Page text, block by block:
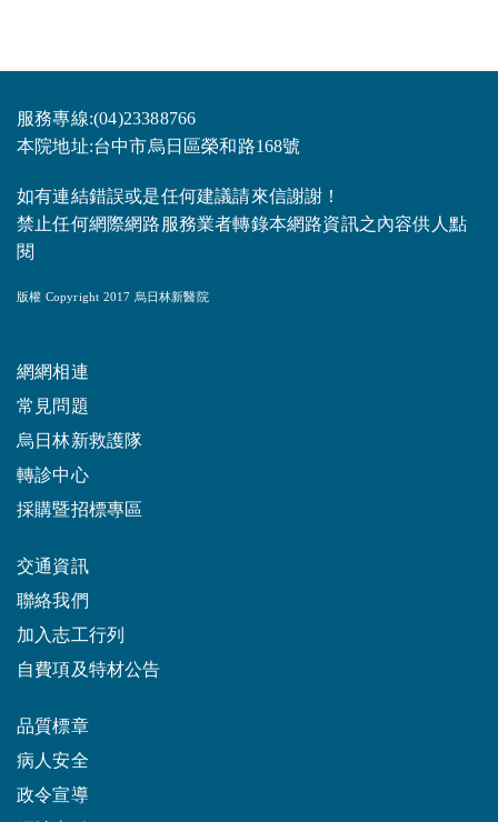
服務專線:(04)23388766
本院地址:台中市烏日區榮和路168號
如有連結錯誤或是任何建議請來信謝謝！
禁止任何網際網路服務業者轉錄本網路資訊之內容供人點
閱
版權 Copyright 2017 烏日林新醫院
網網相連
常見問題
烏日林新救護隊
轉診中心
採購暨招標專區
交通資訊
聯絡我們
加入志工行列
自費項及特材公告
品質標章
病人安全
政令宣導